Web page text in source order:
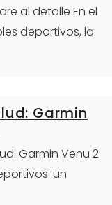
al detalle En el
deportivos, la
Garmin
Garmin Venu 2
un